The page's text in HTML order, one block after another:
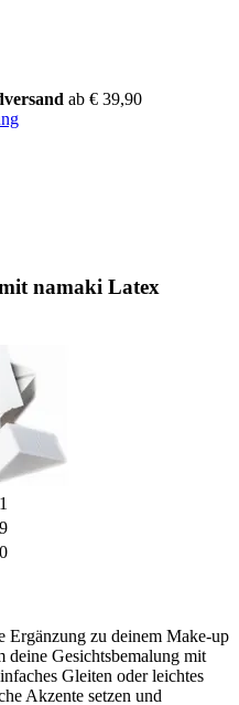
ab € 39,90
namaki Latex
Ergänzung zu deinem Make-up
deine Gesichtsbemalung mit
Gleiten oder leichtes
Akzente setzen und